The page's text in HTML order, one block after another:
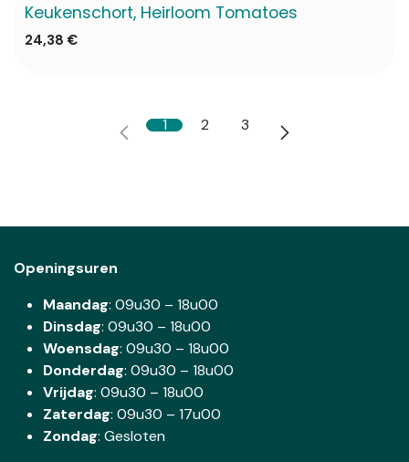
Keukenschort, Heirloom Tomatoes
24,38 €
1 2 3
Openingsuren
Maandag: 09u30 – 18u00
Dinsdag: 09u30 – 18u00
Woensdag: 09u30 – 18u00
Donderdag: 09u30 – 18u00
Vrijdag: 09u30 – 18u00
Zaterdag: 09u30 – 17u00
Zondag: Gesloten